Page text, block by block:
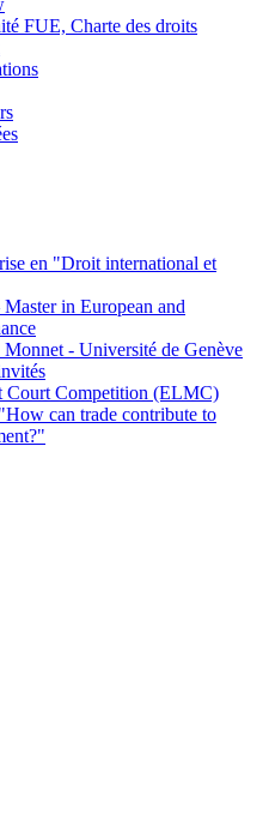
FUE, Charte des droits
en "Droit international et
in European and
- Université de Genève
Court Competition (ELMC)
can trade contribute to